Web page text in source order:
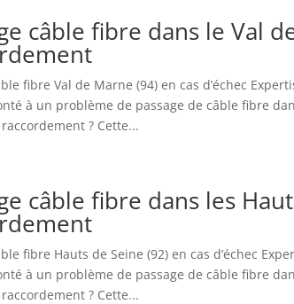
câble fibre dans le Val
fibre Val de Marne (94) en cas d’échec
à un problème de passage de câble fibre
? Cette...
câble fibre dans les
fibre Hauts de Seine (92) en cas d’échec
à un problème de passage de câble fibre
? Cette...